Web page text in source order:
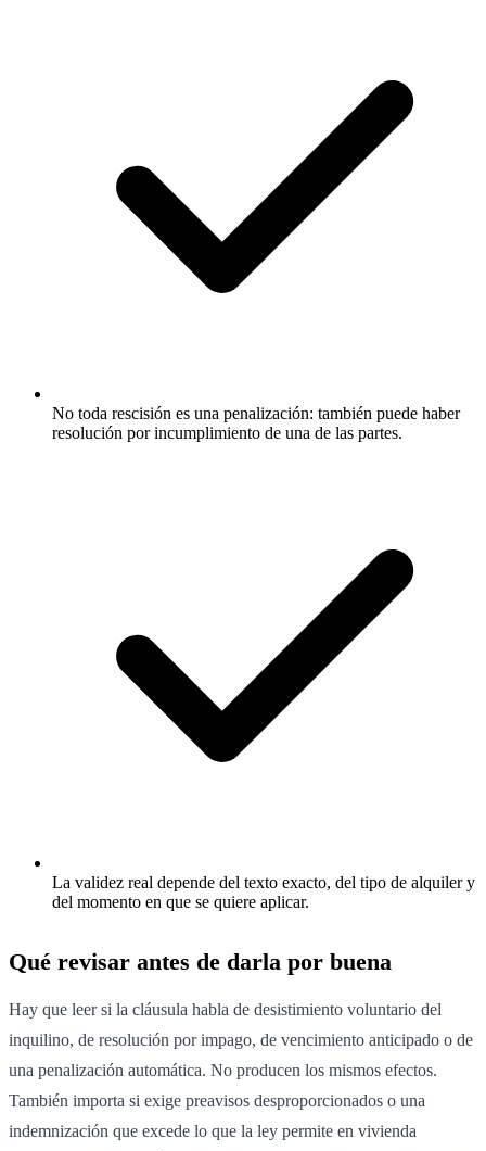
No toda rescisión es una penalización: también puede haber
resolución por incumplimiento de una de las partes.
La validez real depende del texto exacto, del tipo de alquiler y
del momento en que se quiere aplicar.
Qué revisar antes de darla por buena
Hay que leer si la cláusula habla de desistimiento voluntario del
inquilino, de resolución por impago, de vencimiento anticipado o de
una penalización automática. No producen los mismos efectos.
También importa si exige preavisos desproporcionados o una
indemnización que excede lo que la ley permite en vivienda